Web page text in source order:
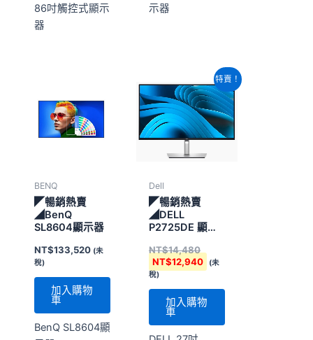
86吋觸控式顯示
器
示器
BENQ
◤暢銷熱賣
◢BenQ
SL8604顯示器
NT$133,520 (未
稅)
加入購物
車
BenQ SL8604顯
特賣！
Dell
◤暢銷熱賣
◢DELL
P2725DE 顯示
NT$14,480
始
價
格：
NT$14,480。
NT$12,940
目
前
價
格：
NT$12,940。
(未
稅)
加入購物
車